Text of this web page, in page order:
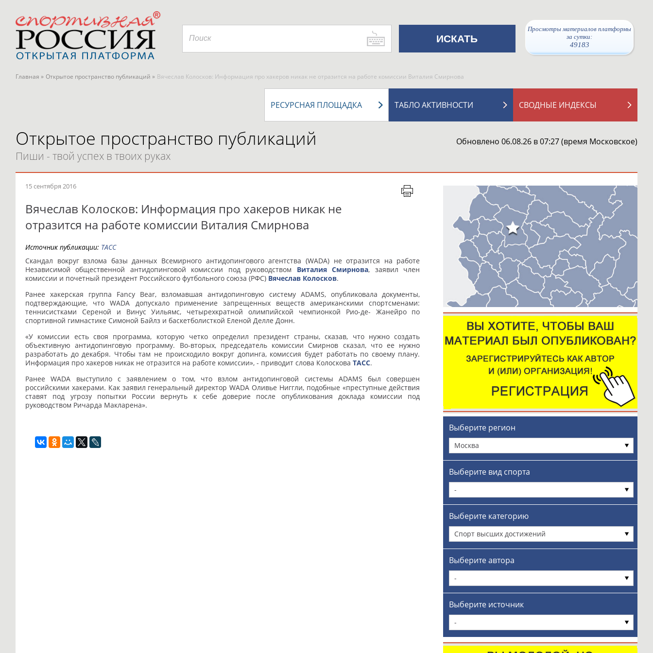
Просмотры материалов платформы
за сутки:
49183
Главная » Открытое пространство публикаций » Вячеслав Колосков: Информация про хакеров никак не отразится на работе комиссии Виталия Смирнова
СВОДНЫЕ ИНДЕКСЫ
ТАБЛО АКТИВНОСТИ
РЕСУРСНАЯ ПЛОЩАДКА
Открытое пространство публикаций
Пиши - твой успех в твоих руках
Обновлено 06.08.26 в 07:27 (время Московское)
15 сентября 2016
Вячеслав Колосков: Информация про хакеров никак не
отразится на работе комиссии Виталия Смирнова
Источник публикации: ТАСС
Скандал вокруг взлома базы данных Всемирного антидопингового агентства (WADA) не отразится на работе
Независимой общественной антидопинговой комиссии под руководством Виталия Смирнова, заявил член
комиссии и почетный президент Российского футбольного союза (РФС) Вячеслав Колосков.
Ранее хакерская группа Fancy Bear, взломавшая антидопинговую систему ADAMS, опубликовала документы,
подтверждающие, что WADA допускало применение запрещенных веществ американскими спортсменами:
теннисистками Сереной и Винус Уильямс, четырехкратной олимпийской чемпионкой Рио-де- Жанейро по
спортивной гимнастике Симоной Байлз и баскетболисткой Еленой Делле Донн.
«У комиссии есть своя программа, которую четко определил президент страны, сказав, что нужно создать
объективную антидопинговую программу. Во-вторых, председатель комиссии Смирнов сказал, что ее нужно
разработать до декабря. Чтобы там не происходило вокруг допинга, комиссия будет работать по своему плану.
Информация про хакеров никак не отразится на работе комиссии», - приводит слова Колоскова ТАСС.
Ранее WADA выступило с заявлением о том, что взлом антидопинговой системы ADAMS был совершен
российскими хакерами. Как заявил генеральный директор WADA Оливье Ниггли, подобные «преступные действия
ставят под угрозу попытки России вернуть к себе доверие после опубликования доклада комиссии под
руководством Ричарда Макларена».
Выберите регион
Москва
Выберите вид спорта
-
Выберите категорию
Спорт высших достижений
Выберите автора
-
Выберите источник
-